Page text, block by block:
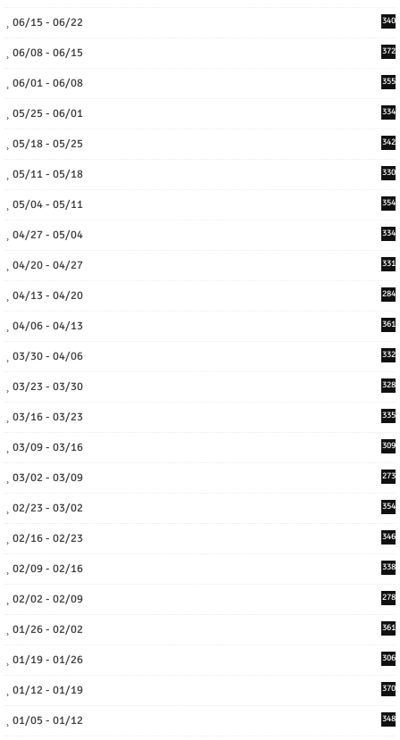
06/15 - 06/22 340
06/08 - 06/15 372
06/01 - 06/08 355
05/25 - 06/01 334
05/18 - 05/25 342
05/11 - 05/18 330
05/04 - 05/11 354
04/27 - 05/04 334
04/20 - 04/27 331
04/13 - 04/20 284
04/06 - 04/13 361
03/30 - 04/06 332
03/23 - 03/30 328
03/16 - 03/23 335
03/09 - 03/16 309
03/02 - 03/09 273
02/23 - 03/02 354
02/16 - 02/23 346
02/09 - 02/16 338
02/02 - 02/09 278
01/26 - 02/02 361
01/19 - 01/26 306
01/12 - 01/19 370
01/05 - 01/12 348